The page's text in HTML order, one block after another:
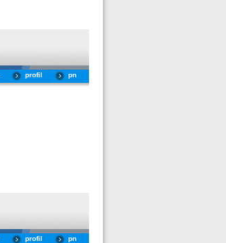
pn
profil
pn
profil